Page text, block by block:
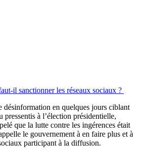
il sanctionner les réseaux sociaux ?
désinformation en quelques jours ciblant
pressentis à l’élection présidentielle,
que la lutte contre les ingérences était
le gouvernement à en faire plus et à
participant à la diffusion.